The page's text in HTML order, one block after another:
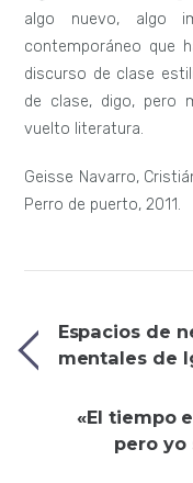
algo nuevo, algo
contemporáneo que
discurso de clase
de clase, digo, pero
vuelto literatura.
Geisse Navarro,
Perro de puerto, 2011.
Espacios de
mentales de
«El tiempo
pero yo